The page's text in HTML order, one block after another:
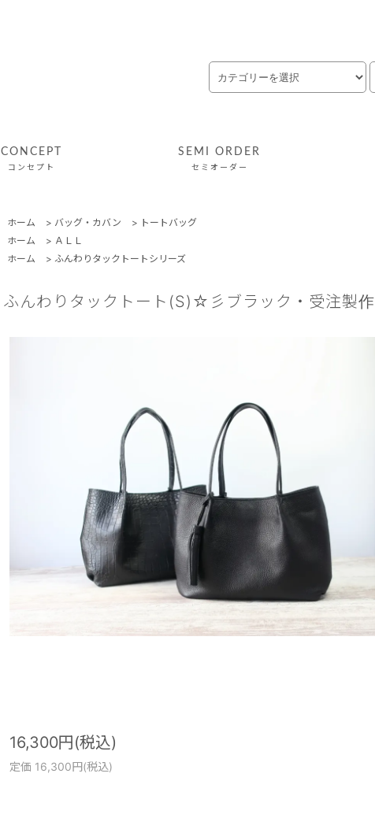
CONCEPT
コンセプト
SEMI ORDER
セミオーダー
ホーム > バッグ・カバン > トートバッグ
ホーム
> ＡＬＬ
ホーム
> ふんわりタックトートシリーズ
ふんわりタックトート(S)☆彡ブラック・受注製作
16,300円(税込)
定価 16,300円(税込)